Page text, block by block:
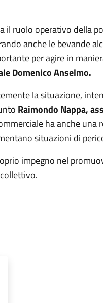
ruolo operativo della
anche le bevande
per agire in
Domenico Anselmo.
la situazione,
Raimondo Nappa,
ha anche una
situazioni di
impegno nel